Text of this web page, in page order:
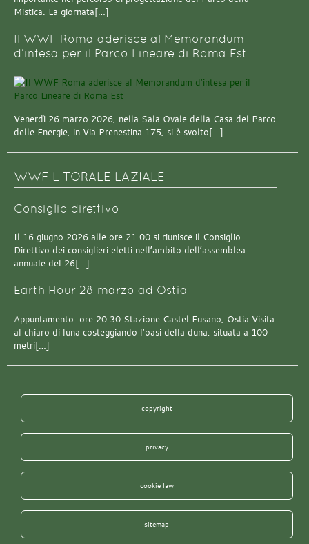
Mistica. La giornata[…]
Il WWF Roma aderisce al Memorandum
d’intesa per il Parco Lineare di Roma Est
Venerdì 26 marzo 2026, nella Sala Ovale della Casa del Parco
delle Energie, in Via Prenestina 175, si è svolto[…]
WWF LITORALE LAZIALE
Consiglio direttivo
Il 16 giugno 2026 alle ore 21.00 si riunisce il Consiglio
Direttivo dei consiglieri eletti nell’ambito dell’assemblea
annuale del 26[…]
Earth Hour 28 marzo ad Ostia
Appuntamento: ore 20.30 Stazione Castel Fusano, Ostia Visita
al chiaro di luna costeggiando l’oasi della duna, situata a 100
metri[…]
copyright
privacy
cookie law
sitemap